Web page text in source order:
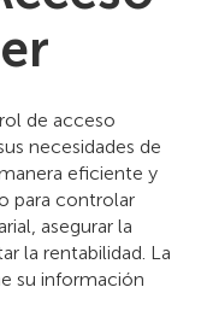
de acceso
necesidades de
eficiente y
para controlar
asegurar la
la rentabilidad. La
su información